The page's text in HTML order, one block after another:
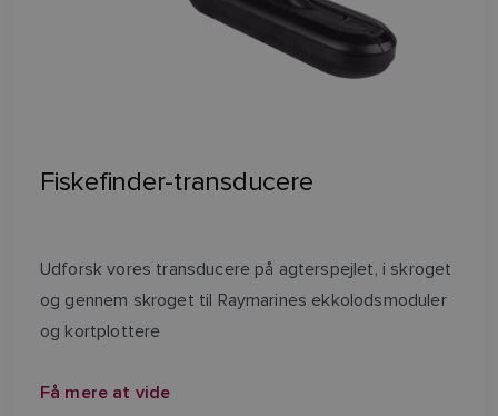
Fiskefinder-transducere
Udforsk vores transducere på agterspejlet, i skroget
og gennem skroget til Raymarines ekkolodsmoduler
og kortplottere
Få mere at vide